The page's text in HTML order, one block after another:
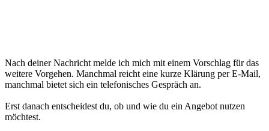
Nach deiner Nachricht melde ich mich mit einem Vorschlag für das
weitere Vorgehen. Manchmal reicht eine kurze Klärung per E-Mail,
manchmal bietet sich ein telefonisches Gespräch an.
Erst danach entscheidest du, ob und wie du ein Angebot nutzen
möchtest.